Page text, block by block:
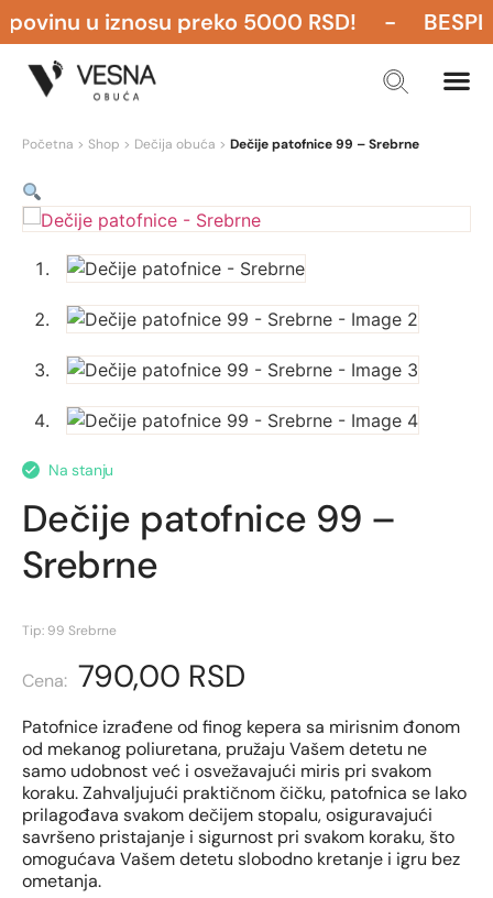
u iznosu preko 5000 RSD! -
Početna > Shop > Dečija obuća > Dečije patofnice 99 – Srebrne
Na stanju
Dečije patofnice 99 –
Srebrne
Tip: 99 Srebrne
790,00 RSD
Patofnice izrađene od finog kepera sa mirisnim đonom
od mekanog poliuretana, pružaju Vašem detetu ne
samo udobnost već i osvežavajući miris pri svakom
koraku.Zahvaljujući praktičnom čičku, patofnica se lako
prilagođava svakom dečijem stopalu, osiguravajući
savršeno pristajanje i sigurnost pri svakom koraku, što
omogućava Vašem detetu slobodno kretanje i igru bez
ometanja.